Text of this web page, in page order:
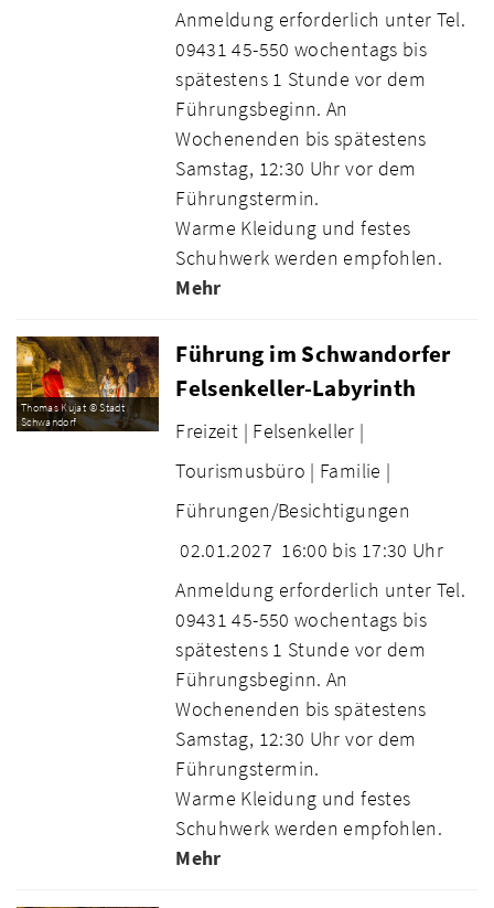
Anmeldung erforderlich unter Tel.
09431 45-550 wochentags bis
spätestens 1 Stunde vor dem
Führungsbeginn. An
Wochenenden bis spätestens
Samstag, 12:30 Uhr vor dem
Führungstermin.
Warme Kleidung und festes
Schuhwerk werden empfohlen.
Mehr
Thomas Kujat © Stadt
Schwandorf
Führung im Schwandorfer
Felsenkeller-Labyrinth
Freizeit | Felsenkeller |
Tourismusbüro | Familie |
Führungen/Besichtigungen
02.01.2027 16:00 bis 17:30 Uhr
Anmeldung erforderlich unter Tel.
09431 45-550 wochentags bis
spätestens 1 Stunde vor dem
Führungsbeginn. An
Wochenenden bis spätestens
Samstag, 12:30 Uhr vor dem
Führungstermin.
Warme Kleidung und festes
Schuhwerk werden empfohlen.
Mehr